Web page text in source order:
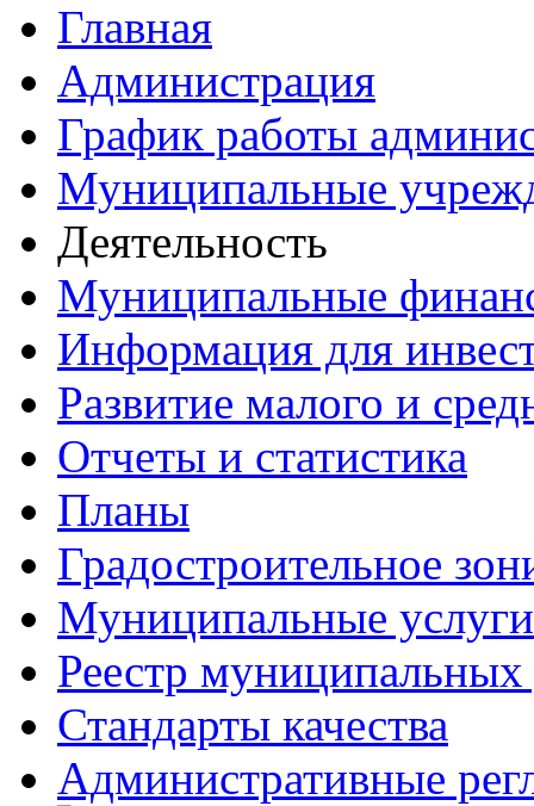
Главная
Администрация
График работы
Муниципальные
Деятельность
Муниципальные
Информация для
Развитие малого и
Отчеты и статистика
Планы
Градостроительное
Муниципальные услуги
Реестр муниципальных
Стандарты качества
Административные